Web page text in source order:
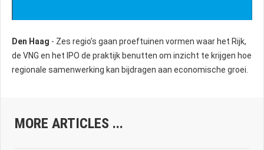
Den Haag - Zes regio’s gaan proeftuinen vormen waar het Rijk,
de VNG en het IPO de praktijk benutten om inzicht te krijgen hoe
regionale samenwerking kan bijdragen aan economische groei.
MORE ARTICLES ...